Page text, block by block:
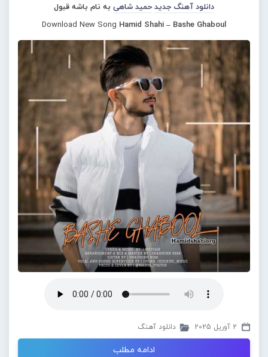
دانلود آهنگ جدید حمید شاهی به نام باشه قبول
Download New Song Hamid Shahi – Bashe Ghaboul
2 آوریل 2025 دانلود آهنگ
ادامه مطلب